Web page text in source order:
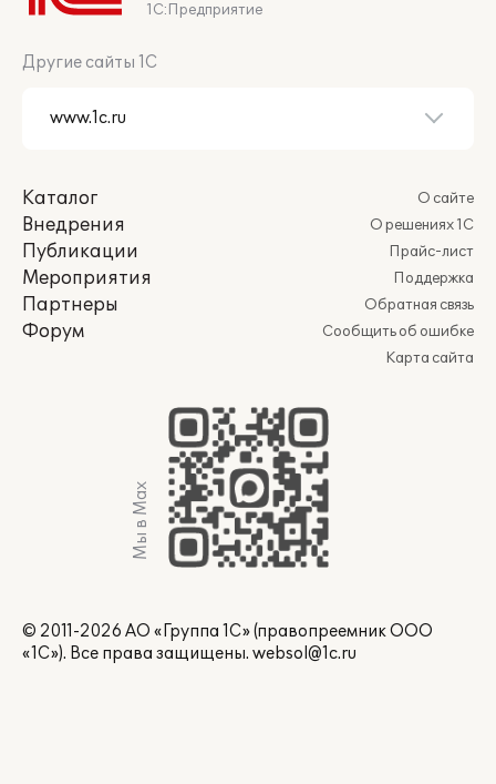
1С:Предприятие
Другие сайты 1С
Каталог
Внедрения
Публикации
Мероприятия
Партнеры
Форум
О сайте
О решениях 1С
Прайс-лист
Поддержка
Обратная связь
Сообщить об ошибке
Карта сайта
Мы в Max
© 2011-2026 АО «Группа 1С» (правопреемник ООО
«1С»). Все права защищены. websol@1c.ru